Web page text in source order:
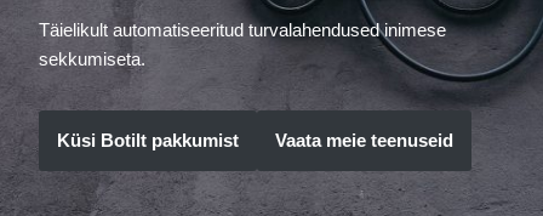
Täielikult automatiseeritud turvalahendused inimese
sekkumiseta.
Küsi Botilt pakkumist Vaata meie teenuseid